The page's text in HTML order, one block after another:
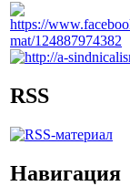
RSS
Навигация